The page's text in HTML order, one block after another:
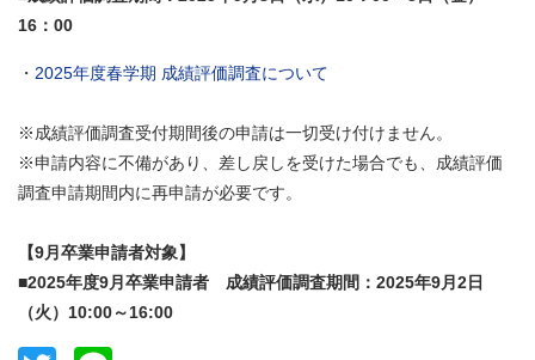
16：00
・ 2025年度春学期 成績評価調査について
※成績評価調査受付期間後の申請は一切受け付けません。
※申請内容に不備があり、差し戻しを受けた場合でも、成績評価
調査申請期間内に再申請が必要です。
【9月卒業申請者対象】
■2025年度9月卒業申請者 成績評価調査期間：2025年9月2日
（火）10:00～16:00